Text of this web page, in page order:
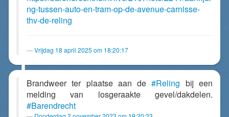
ng-tussen-auto-en-tram-op-de-avenue-carnisse-
thv-de-reling
Vrijdag 18 april 2025 om 18:20:17
Brandweer ter plaatse aan de#Reling bij een
melding van losgeraakte gevel/dakdelen.
#Barendrecht